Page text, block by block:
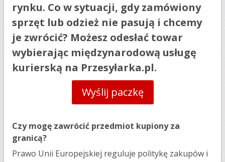
rynku. Co w sytuacji, gdy zamówiony
sprzęt lub odzież nie pasują i chcemy
je zwrócić? Możesz odesłać towar
wybierając międzynarodową usługę
kurierską na Przesyłarka.pl.
Wyślij paczkę
Czy mogę zawrócić przedmiot kupiony za
granicą?
Prawo Unii Europejskiej reguluje politykę zakupów i